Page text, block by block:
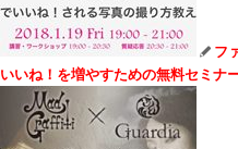
フ
いいね！を増やすための無料セミナ